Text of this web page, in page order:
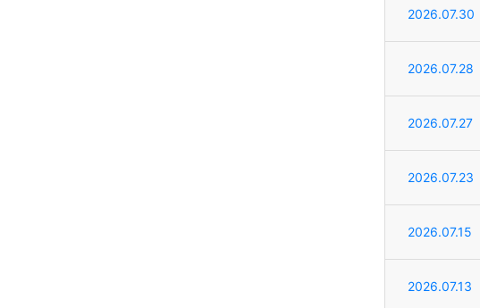
2026.07.30
2026.07.28
2026.07.27
2026.07.23
2026.07.15
2026.07.13